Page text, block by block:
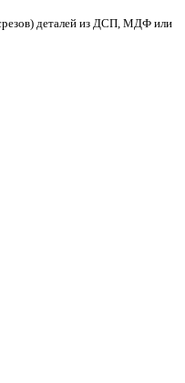
деталей из ДСП, МДФ или